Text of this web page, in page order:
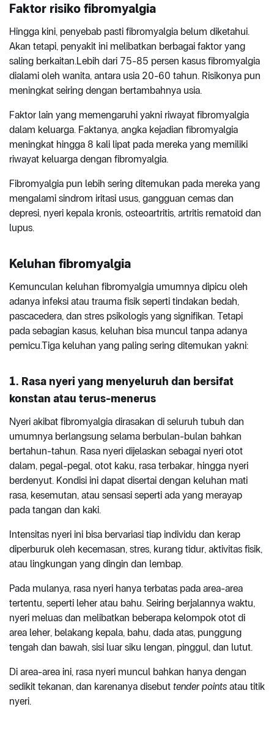
Faktor risiko fibromyalgia
Hingga kini, penyebab pasti fibromyalgia belum diketahui.
Akan tetapi, penyakit ini melibatkan berbagai faktor yang
saling berkaitan.Lebih dari 75-85 persen kasus fibromyalgia
dialami oleh wanita, antara usia 20-60 tahun. Risikonya pun
meningkat seiring dengan bertambahnya usia.
Faktor lain yang memengaruhi yakni riwayat fibromyalgia
dalam keluarga. Faktanya, angka kejadian fibromyalgia
meningkat hingga 8 kali lipat pada mereka yang memiliki
riwayat keluarga dengan fibromyalgia.
Fibromyalgia pun lebih sering ditemukan pada mereka yang
mengalami sindrom iritasi usus, gangguan cemas dan
depresi, nyeri kepala kronis, osteoartritis, artritis rematoid dan
lupus.
Keluhan fibromyalgia
Kemunculan keluhan fibromyalgia umumnya dipicu oleh
adanya infeksi atau trauma fisik seperti tindakan bedah,
pascacedera, dan stres psikologis yang signifikan. Tetapi
pada sebagian kasus, keluhan bisa muncul tanpa adanya
pemicu.Tiga keluhan yang paling sering ditemukan yakni:
1. Rasa nyeri yang menyeluruh dan bersifat
konstan atau terus-menerus
Nyeri akibat fibromyalgia dirasakan di seluruh tubuh dan
umumnya berlangsung selama berbulan-bulan bahkan
bertahun-tahun. Rasa nyeri dijelaskan sebagai nyeri otot
dalam, pegal-pegal, otot kaku, rasa terbakar, hingga nyeri
berdenyut. Kondisi ini dapat disertai dengan keluhan mati
rasa, kesemutan, atau sensasi seperti ada yang merayap
pada tangan dan kaki.
Intensitas nyeri ini bisa bervariasi tiap individu dan kerap
diperburuk oleh kecemasan, stres, kurang tidur, aktivitas fisik,
atau lingkungan yang dingin dan lembap.
Pada mulanya, rasa nyeri hanya terbatas pada area-area
tertentu, seperti leher atau bahu. Seiring berjalannya waktu,
nyeri meluas dan melibatkan beberapa kelompok otot di
area leher, belakang kepala, bahu, dada atas, punggung
tengah dan bawah, sisi luar siku lengan, pinggul, dan lutut.
Di area-area ini, rasa nyeri muncul bahkan hanya dengan
sedikit tekanan, dan karenanya disebut tender points atau titik
nyeri.